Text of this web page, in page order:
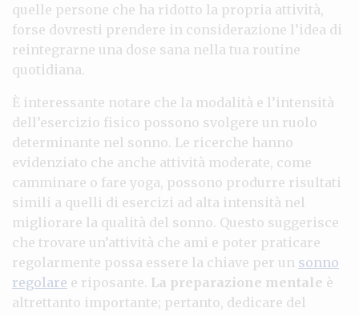
quelle persone che ha ridotto la propria attività,
forse dovresti prendere in considerazione l’idea di
reintegrarne una dose sana nella tua routine
quotidiana.
È interessante notare che la modalità e l’intensità
dell’esercizio fisico possono svolgere un ruolo
determinante nel sonno. Le ricerche hanno
evidenziato che anche attività moderate, come
camminare o fare yoga, possono produrre risultati
simili a quelli di esercizi ad alta intensità nel
migliorare la qualità del sonno. Questo suggerisce
che trovare un’attività che ami e poter praticare
regolarmente possa essere la chiave per un sonno
regolare e riposante. La preparazione mentale è
altrettanto importante; pertanto, dedicare del